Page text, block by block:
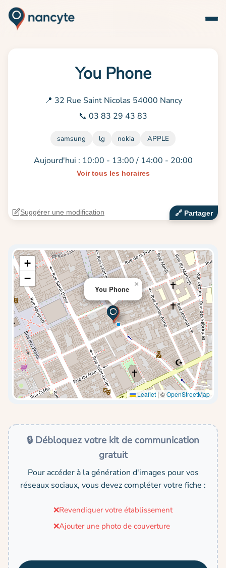
You Phone
📍 32 Rue Saint Nicolas 54000 Nancy
📞 03 83 29 43 83
samsung lg nokia APPLE
Aujourd'hui : 10:00 - 13:00 / 14:00 - 20:00
Voir tous les horaires
🔗‍️ Partager
Suggérer une modification
You Phone
×
+
−
Leaflet | ©OpenStreetMap
🔒 Débloquez votre kit de communication
gratuit
Pour accéder à la génération d'images pour vos
réseaux sociaux, vous devez compléter votre fiche :
❌Revendiquer votre établissement
❌Ajouter une photo de couverture